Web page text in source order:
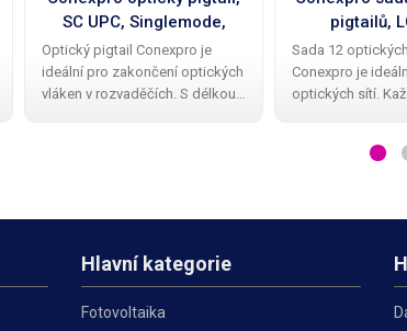
SC UPC, Singlemode,
G.657.A2, 3m
Optický pigtail Conexpro je
ideální pro zakončení optických
vláken v rozvaděčích. S délkou
pigtailů,
Singlemode,
12ks ,
Sada 12
Conexpro je
optických sítí.
G.652.D s
Hlavní kategorie
Fotovoltaika